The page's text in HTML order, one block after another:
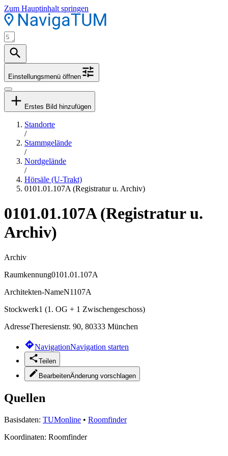
Zum Hauptinhalt springen
Einstellungsmenü öffnen
Erstes Bild hinzufügen
Standorte
/
Stammgelände
/
Nordgelände
/
Hörsäle (U-Trakt)
0101.01.107A (Registratur u. Archiv)
0101.01.107A (Registratur u.
Archiv)
Archiv
Raumkennung0101.01.107A
Architekten-NameN1107A
Stockwerk1 (1. OG + 1 Zwischengeschoss)
AdresseTheresienstr. 90, 80333 München
NavigationNavigation starten
Teilen
BearbeitenÄnderung vorschlagen
Quellen
Basisdaten: TUMonline • Roomfinder
Koordinaten: Roomfinder